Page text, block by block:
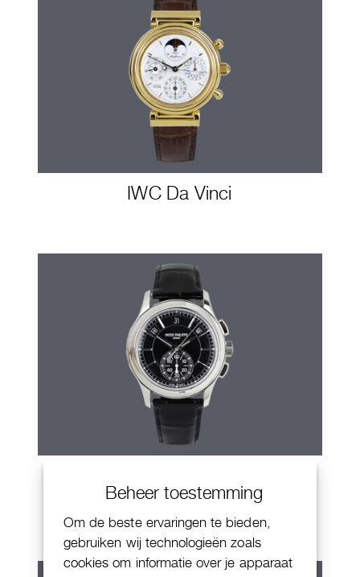
Beheer toestemming
Om de beste ervaringen te bieden,
gebruiken wij technologieën zoals
cookies om informatie over je apparaat
IWC Da Vinci
Chornograaf